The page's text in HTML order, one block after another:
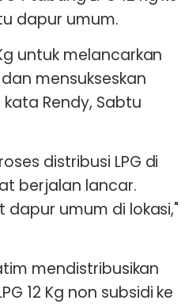
dapur umum.
untuk melancarkan
mensukseskan
kata Rendy, Sabtu
distribusi LPG di
berjalan lancar.
dapur umum di lokasi,"
mendistribusikan
12 Kg non subsidi ke